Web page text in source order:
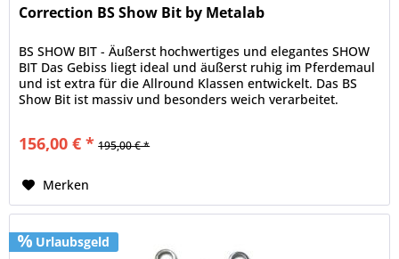
Correction BS Show Bit by Metalab
BS SHOW BIT - Äußerst hochwertiges und elegantes SHOW
BIT Das Gebiss liegt ideal und äußerst ruhig im Pferdemaul
und ist extra für die Allround Klassen entwickelt. Das BS
Show Bit ist massiv und besonders weich verarbeitet.
156,00 € * 195,00 € *
Merken
Urlaubsgeld